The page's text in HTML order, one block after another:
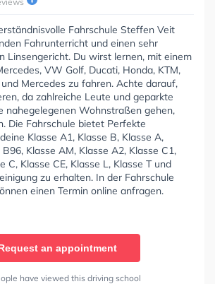
Fahrschule Steffen Veit
Fahrunterricht und einen sehr
Linsengericht. Du wirst lernen, mit einem
VW Golf, Ducati, Honda, KTM,
Mercedes zu fahren. Achte darauf,
da zahlreiche Leute und geparkte
nahegelegenen Wohnstraßen gehen,
Die Fahrschule bietet Perfekte
Klasse A1, Klasse B, Klasse A,
B96, Klasse AM, Klasse A2, Klasse C1,
C, Klasse CE, Klasse L, Klasse T und
zu erhalten. In der Fahrschule
einen Termin online anfragen.
an appointment
have viewed this driving school